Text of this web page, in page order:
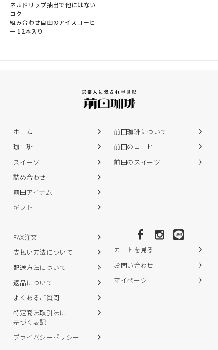
ネルドリップ抽出で他にはない
コク
組み合わせ自由のアイスコーヒ
ー 12本入り
ホーム
珈 琲
スイーツ
詰め合わせ
前田アイテム
ギフト
前田珈琲について
前田のコーヒー
前田のスイーツ
FAX注文
支払い方法について
配送方法について
返品について
よくあるご質問
特定商法取引法に
基づく表記
プライバシーポリシー
カートを見る
お問い合わせ
マイページ